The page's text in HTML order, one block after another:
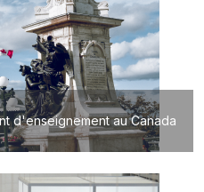
d'enseignement au Canada